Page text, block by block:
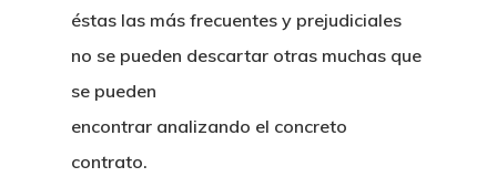
éstas las más frecuentes y prejudiciales
no se pueden descartar otras muchas que
se pueden
encontrar analizando el concreto
contrato.